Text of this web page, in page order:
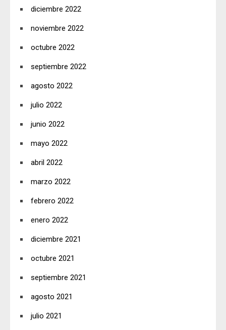
diciembre 2022
noviembre 2022
octubre 2022
septiembre 2022
agosto 2022
julio 2022
junio 2022
mayo 2022
abril 2022
marzo 2022
febrero 2022
enero 2022
diciembre 2021
octubre 2021
septiembre 2021
agosto 2021
julio 2021